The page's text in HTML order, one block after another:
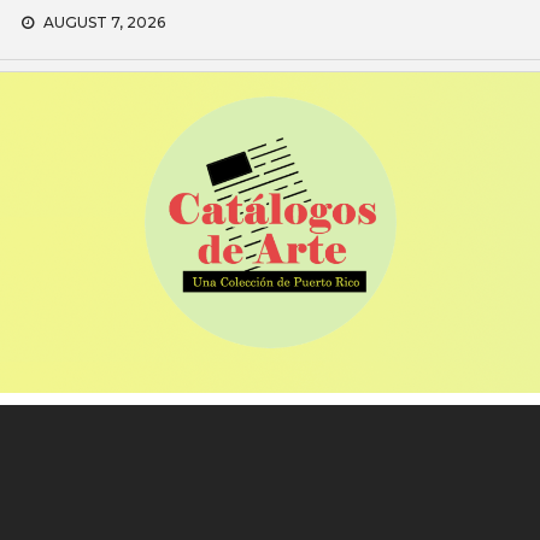
Skip
content
AUGUST 7, 2026